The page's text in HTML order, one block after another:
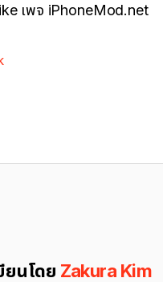
เพจ iPhoneMod.net
ยนโดย Zakura Kim